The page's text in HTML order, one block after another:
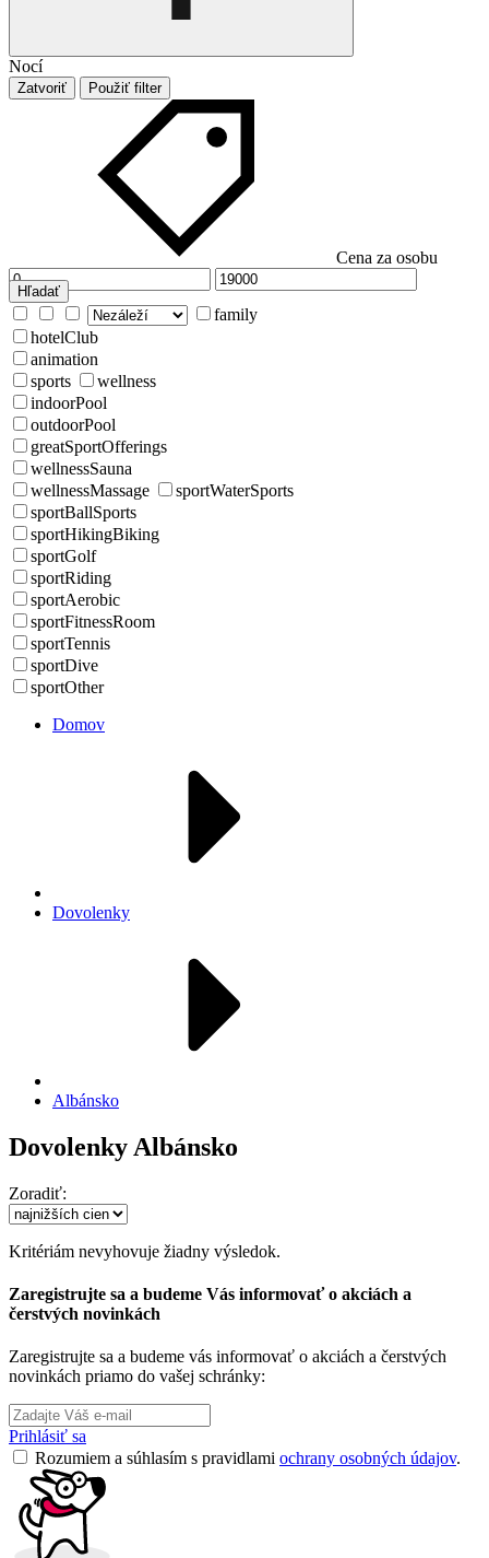
Nocí
Zatvoriť Použiť filter
Cena za osobu
Hľadať
family
hotelClub
animation
sports
wellness
indoorPool
outdoorPool
greatSportOfferings
wellnessSauna
wellnessMassage
sportWaterSports
sportBallSports
sportHikingBiking
sportGolf
sportRiding
sportAerobic
sportFitnessRoom
sportTennis
sportDive
sportOther
Domov
Dovolenky
Albánsko
Dovolenky Albánsko
Zoradiť:
Kritériám nevyhovuje žiadny výsledok.
Zaregistrujte sa a budeme Vás informovať o akciách a
čerstvých novinkách
Zaregistrujte sa a budeme vás informovať o akciách a čerstvých
novinkách priamo do vašej schránky:
Prihlásiť sa
Rozumiem a súhlasím s pravidlami ochrany osobných údajov.